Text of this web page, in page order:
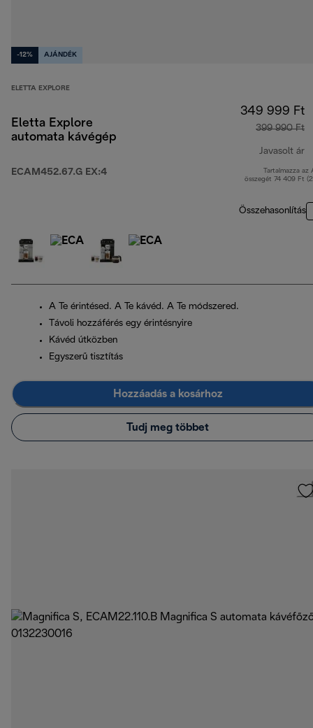
-12% AJÁNDÉK
ELETTA EXPLORE
Eletta Explore
automata kávégép
ECAM452.67.G EX:4
349 999 Ft
399 990 Ft
Javasolt ár
Tartalmazza az
összegét 74 409 Ft
Összehasonlítás
A Te érintésed. A Te kávéd. A Te módszered.
Távoli hozzáférés egy érintésnyire
Kávéd útközben
Egyszerű tisztítás
Hozzáadás a kosárhoz
Tudj meg többet